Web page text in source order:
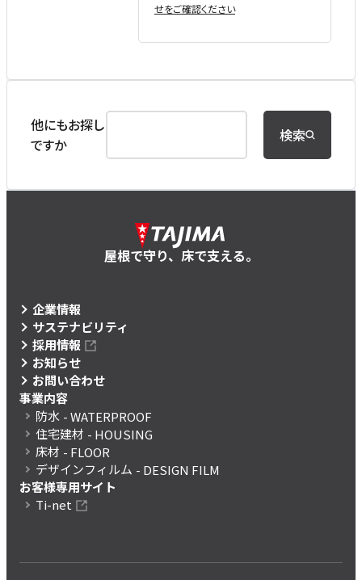
せをご確認ください
他にもお探し
ですか
検索
屋根で守り、床で支える。
企業情報
サステナビリティ
採用情報
お知らせ
お問い合わせ
事業内容
防水 - WATERPROOF
住宅建材 - HOUSING
床材 - FLOOR
デザインフィルム - DESIGN FILM
お客様専用サイト
Ti-net